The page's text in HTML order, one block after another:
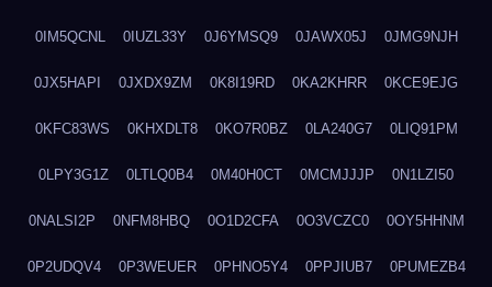
0IM5QCNL 0IUZL33Y 0J6YMSQ9 0JAWX05J 0JMG9NJH
0JX5HAPI 0JXDX9ZM 0K8I19RD 0KA2KHRR 0KCE9EJG
0KFC83WS 0KHXDLT8 0KO7R0BZ 0LA240G7 0LIQ91PM
0LPY3G1Z 0LTLQ0B4 0M40H0CT 0MCMJJJP 0N1LZI50
0NALSI2P 0NFM8HBQ 0O1D2CFA 0O3VCZC0 0OY5HHNM
0P2UDQV4 0P3WEUER 0PHNO5Y4 0PPJIUB7 0PUMEZB4